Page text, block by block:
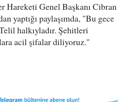
Hareketi Genel Başkanı Cibran
yaptığı paylaşımda, "Bu gece
halkıyladır. Şehitleri
acil şifalar diliyoruz."